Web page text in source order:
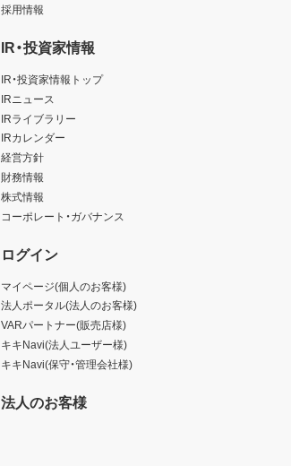
採用情報
IR・投資家情報
IR・投資家情報トップ
IRニュース
IRライブラリー
IRカレンダー
経営方針
財務情報
株式情報
コーポレート・ガバナンス
ログイン
マイページ(個人のお客様)
法人ポータル(法人のお客様)
VARパートナー(販売店様)
キキNavi(法人ユーザー様)
キキNavi(保守・管理会社様)
法人のお客様